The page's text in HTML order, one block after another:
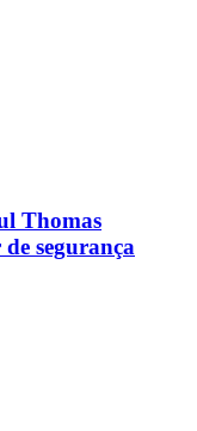
Thomas
segurança